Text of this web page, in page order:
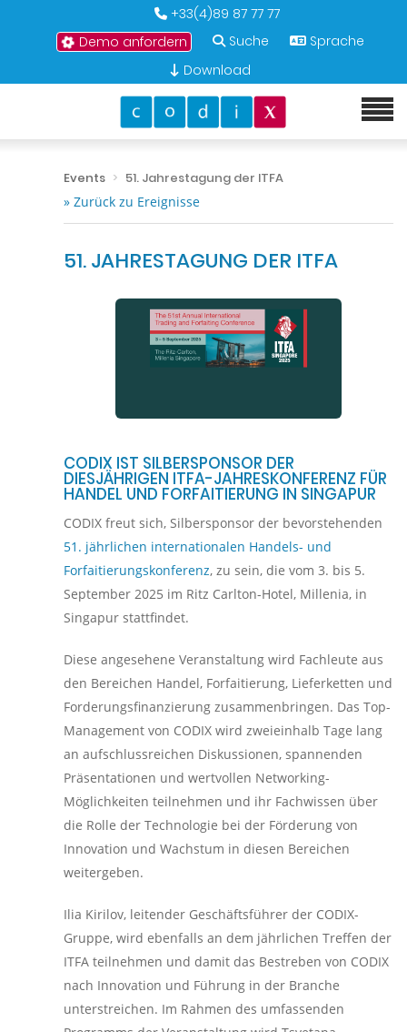
+33(4)89 87 77 77
Demo anfordern
Suche
Sprache
Download
Events
51. Jahrestagung der ITFA
» Zurück zu Ereignisse
51. JAHRESTAGUNG DER ITFA
CODIX IST SILBERSPONSOR DER
DIESJÄHRIGEN ITFA-JAHRESKONFERENZ FÜR
HANDEL UND FORFAITIERUNG IN SINGAPUR
CODIX freut sich, Silbersponsor der bevorstehenden
51. jährlichen internationalen Handels- und
Forfaitierungskonferenz, zu sein, die vom 3. bis 5.
September 2025 im Ritz Carlton-Hotel, Millenia, in
Singapur stattfindet.
Diese angesehene Veranstaltung wird Fachleute aus
den Bereichen Handel, Forfaitierung, Lieferketten und
Forderungsfinanzierung zusammenbringen. Das Top-
Management von CODIX wird zweieinhalb Tage lang
an aufschlussreichen Diskussionen, spannenden
Präsentationen und wertvollen Networking-
Möglichkeiten teilnehmen und ihr Fachwissen über
die Rolle der Technologie bei der Förderung von
Innovation und Wachstum in diesen Bereichen
weitergeben.
Ilia Kirilov, leitender Geschäftsführer der CODIX-
Gruppe, wird ebenfalls an dem jährlichen Treffen der
ITFA teilnehmen und damit das Bestreben von CODIX
nach Innovation und Führung in der Branche
unterstreichen. Im Rahmen des umfassenden